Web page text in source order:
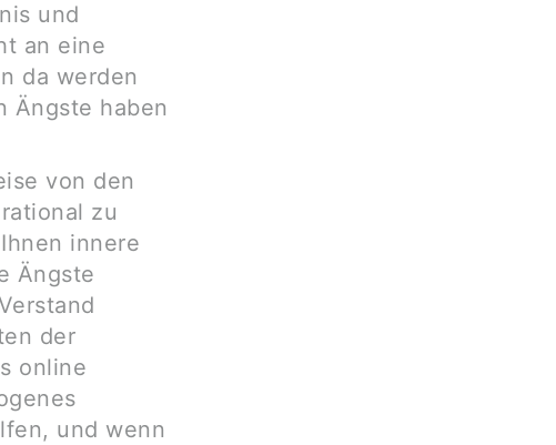
und
an eine
da werden
Ängste haben
von den
zu
innere
Ängste
der
online
und wenn